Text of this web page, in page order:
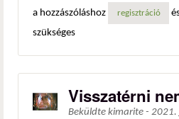
a hozzászóláshoz regisztráció
szükséges
Visszatérni
Beküldte kimarite - 2021.